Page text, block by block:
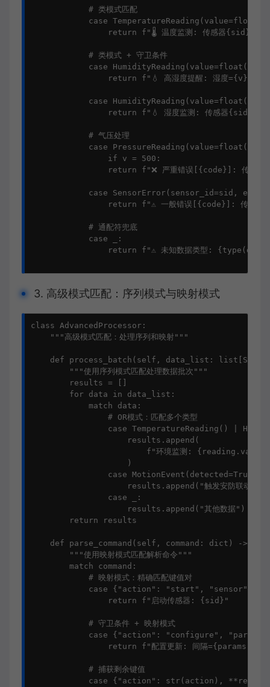
            # 类模式匹配
case
return f"🌡️ 温度监测: 传感器{sid} 温
            # 类模式 + 守卫条件
case HumidityReading(value=float(v))
                return f"💧 高湿度提醒: 湿度={v}%"
case HumidityReading(value=float(v),
return f"💧 湿度监测: 传感器{sid} 湿
            # 气压处理
case PressureReading(value=float(v),
                if v = 500:
return f"❌ 严重错误[{code}]: 传感
case SensorError(sensor_id=sid,
return f"⚠️ 一般错误[{code}]: 传感器
            # 通配符兜底
            case _:
return f"⚠️ 未知数据类型:
3. 高级模式匹配：序列模式与映射模式
class AdvancedProcessor:
    """高级模式匹配：处理序列和映射"""
def process_batch(self, data_list:
        """使用序列模式匹配处理数据批次"""
        results = []
        for data in data_list:
            match data:
                # OR模式：匹配多个类型
case TemperatureReading() |
                    results.append(
f"环境监测:
                    )
                case MotionEvent(detected=True):
                    results.append("触发安防联动")
                case _:
                    results.append("其他数据")
        return results
def parse_command(self, command: dict) ->
        """使用映射模式匹配解析命令"""
        match command:
            # 映射模式：精确匹配键值对
case {"action": "start", "sensor":
                return f"启动传感器: {sid}"
            # 守卫条件 + 映射模式
case {"action": "configure",
return f"配置更新: 间隔
            # 捕获剩余键值
            case {"action": str(action), **rest}: